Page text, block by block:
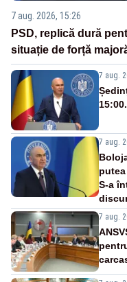
7 aug. 2026, 15:26
PSD, replică dură
situație de forță
7 aug.
7 aug.
S-a
7 aug.